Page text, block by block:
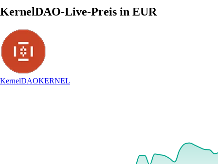
KernelDAO-Live-Preis in EUR
KernelDAOKERNEL